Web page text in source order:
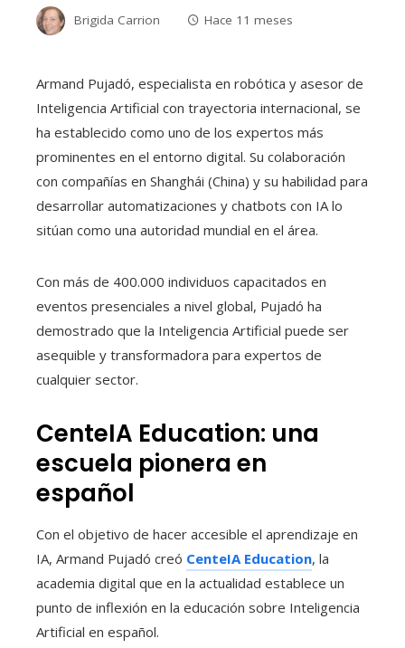
Brigida Carrion Hace 11 meses
Armand Pujadó, especialista en robótica y asesor de
Inteligencia Artificial con trayectoria internacional, se
ha establecido como uno de los expertos más
prominentes en el entorno digital. Su colaboración
con compañías en Shanghái (China) y su habilidad para
desarrollar automatizaciones y chatbots con IA lo
sitúan como una autoridad mundial en el área.
Con más de 400.000 individuos capacitados en
eventos presenciales a nivel global, Pujadó ha
demostrado que la Inteligencia Artificial puede ser
asequible y transformadora para expertos de
cualquier sector.
CenteIA Education: una
escuela pionera en
español
Con el objetivo de hacer accesible el aprendizaje en
IA, Armand Pujadó creó CenteIA Education, la
academia digital que en la actualidad establece un
punto de inflexión en la educación sobre Inteligencia
Artificial en español.